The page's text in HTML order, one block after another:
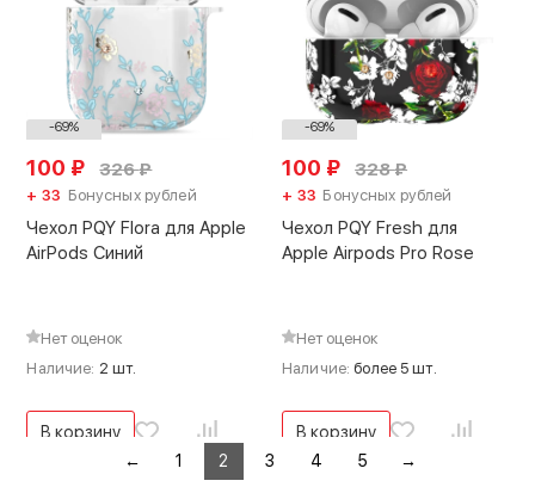
-69%
100 ₽ 326₽
+ 33 Бонусных рублей
Чехол PQY Flora для Apple
AirPods Синий
Нет оценок
Наличие: 2 шт.
В корзину
-69%
100 ₽ 328₽
+ 33 Бонусных рублей
Чехол PQY Fresh для
Apple Airpods Pro Rose
Нет оценок
Наличие:более 5 шт.
В корзину
←
1 2 3 4 5 →